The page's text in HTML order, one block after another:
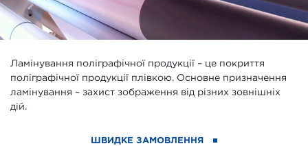
Ламінування поліграфічної продукції – це покриття
поліграфічної продукції плівкою. Основне призначення
ламінування – захист зображення від різних зовнішніх
дій.
ШВИДКЕ ЗАМОВЛЕННЯ